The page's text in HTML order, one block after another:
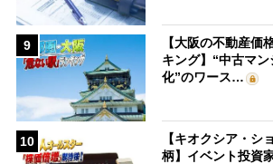
9
【大阪の不動産価
キング】“中古マ
化”のワース…
10
【キオクシア・シ
柄】イベント投資